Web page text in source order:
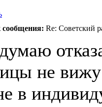
сообщения: Re: Советский
не
в